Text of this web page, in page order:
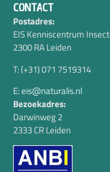
CONTACT
Postadres:
EIS Kenniscentrum
2300 RA Leiden
T: (+31) 071 7519314
E: eis@naturalis.nl
Bezoekadres:
Darwinweg 2
2333 CR Leiden